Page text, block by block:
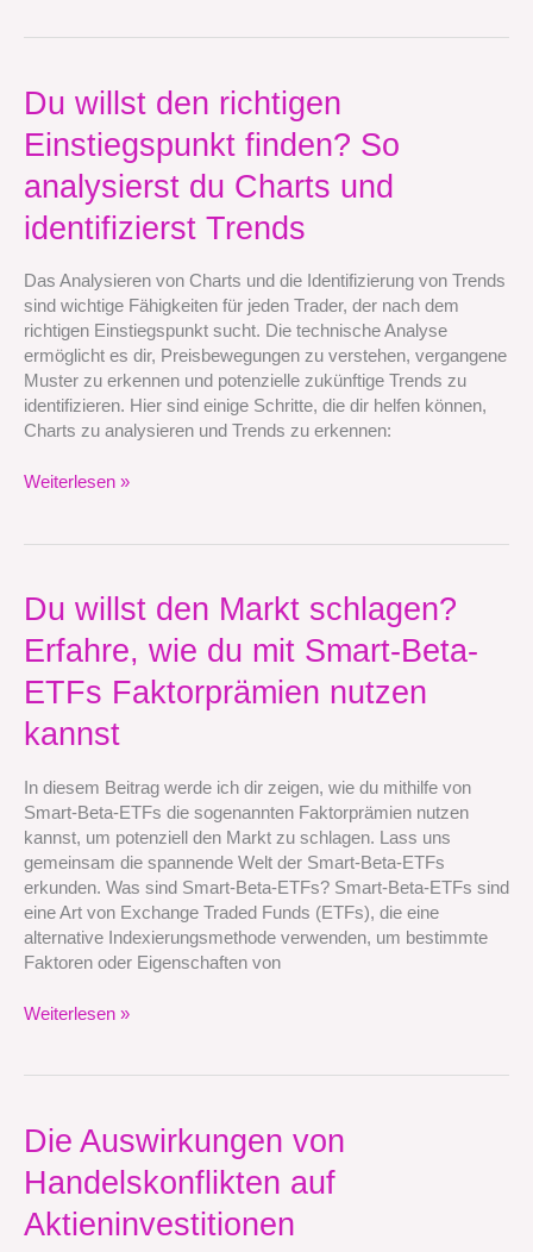
Du willst den richtigen
Einstiegspunkt finden? So
analysierst du Charts und
identifizierst Trends
Das Analysieren von Charts und die Identifizierung von Trends
sind wichtige Fähigkeiten für jeden Trader, der nach dem
richtigen Einstiegspunkt sucht. Die technische Analyse
ermöglicht es dir, Preisbewegungen zu verstehen, vergangene
Muster zu erkennen und potenzielle zukünftige Trends zu
identifizieren. Hier sind einige Schritte, die dir helfen können,
Charts zu analysieren und Trends zu erkennen:
Du
willst
den
Einstiegspunkt
finden?
So
du
Charts
und
identifizierst
Trends
Weiterlesen »
Du willst den Markt schlagen?
Erfahre, wie du mit Smart-Beta-
ETFs Faktorprämien nutzen
kannst
In diesem Beitrag werde ich dir zeigen, wie du mithilfe von
Smart-Beta-ETFs die sogenannten Faktorprämien nutzen
kannst, um potenziell den Markt zu schlagen. Lass uns
gemeinsam die spannende Welt der Smart-Beta-ETFs
erkunden. Was sind Smart-Beta-ETFs? Smart-Beta-ETFs sind
eine Art von Exchange Traded Funds (ETFs), die eine
alternative Indexierungsmethode verwenden, um bestimmte
Faktoren oder Eigenschaften von
Du
willst
den
schlagen?
Erfahre,
wie
mit
Smart-
Beta-
ETFs
Faktorprämien
nutzen
kannst
Weiterlesen »
Die Auswirkungen von
Handelskonflikten auf
Aktieninvestitionen
Die
Auswirkungen
von
auf